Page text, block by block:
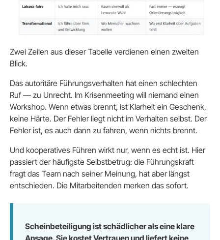
Zwei Zeilen aus dieser Tabelle verdienen einen zweiten
Blick.
Das autoritäre Führungsverhalten hat einen schlechten
Ruf — zu Unrecht. Im Krisenmeeting will niemand einen
Workshop. Wenn etwas brennt, ist Klarheit ein Geschenk,
keine Härte. Der Fehler liegt nicht im Verhalten selbst. Der
Fehler ist, es auch dann zu fahren, wenn nichts brennt.
Und kooperatives Führen wirkt nur, wenn es echt ist. Hier
passiert der häufigste Selbstbetrug: die Führungskraft
fragt das Team nach seiner Meinung, hat aber längst
entschieden. Die Mitarbeitenden merken das sofort.
Scheinbeteiligung ist schädlicher als eine klare